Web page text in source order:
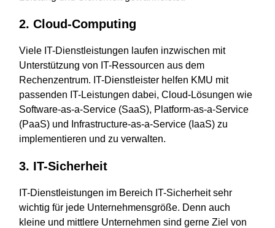
2. Cloud-Computing
Viele IT-Dienstleistungen laufen inzwischen mit
Unterstützung von IT-Ressourcen aus dem
Rechenzentrum. IT-Dienstleister helfen KMU mit
passenden IT-Leistungen dabei, Cloud-Lösungen wie
Software-as-a-Service (SaaS), Platform-as-a-Service
(PaaS) und Infrastructure-as-a-Service (IaaS) zu
implementieren und zu verwalten.
3. IT-Sicherheit
IT-Dienstleistungen im Bereich IT-Sicherheit sehr
wichtig für jede Unternehmensgröße. Denn auch
kleine und mittlere Unternehmen sind gerne Ziel von